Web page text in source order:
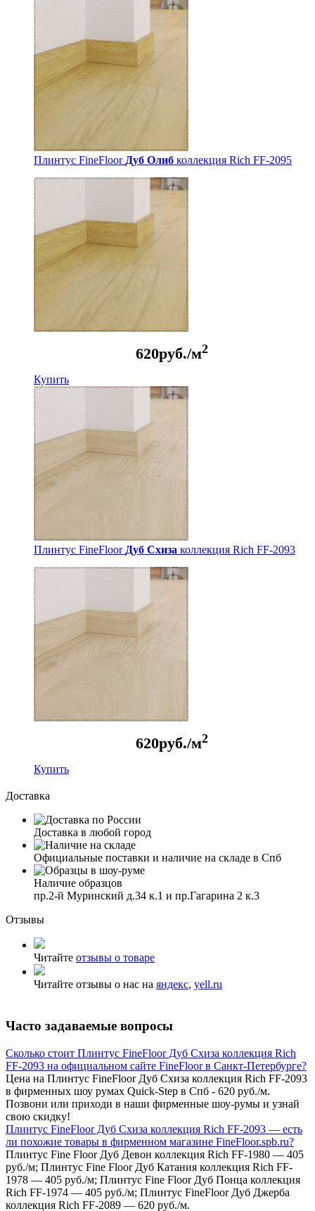
Плинтус FineFloor Дуб Олиб коллекция Rich FF-2095
620руб./м2
Купить
Плинтус FineFloor Дуб Схиза коллекция Rich FF-2093
620руб./м2
Купить
Доставка
Доставка в любой город
Официальные поставки и наличие на складе в Спб
Наличие образцов
пр.2-й Муринский д.34 к.1 и пр.Гагарина 2 к.3
Отзывы
Читайте отзывы о товаре
Читайте отзывы о нас на яндекс, yell.ru
Часто задаваемые вопросы
Сколько стоит Плинтус FineFloor Дуб Схиза коллекция Rich
FF-2093 на официальном сайте FineFloor в Санкт-Петербурге?
Цена на Плинтус FineFloor Дуб Схиза коллекция Rich FF-2093
в фирменных шоу румах Quick-Step в Спб - 620 руб./м.
Позвони или приходи в наши фирменные шоу-румы и узнай
свою скидку!
Плинтус FineFloor Дуб Схиза коллекция Rich FF-2093 — есть
ли похожие товары в фирменном магазине FineFloor.spb.ru?
Плинтус Fine Floor Дуб Девон коллекция Rich FF-1980 — 405
руб./м; Плинтус Fine Floor Дуб Катания коллекция Rich FF-
1978 — 405 руб./м; Плинтус Fine Floor Дуб Понца коллекция
Rich FF-1974 — 405 руб./м; Плинтус FineFloor Дуб Джерба
коллекция Rich FF-2089 — 620 руб./м.